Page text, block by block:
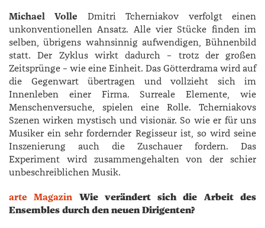
Michael Volle Dmitri Tcherniakov verfolgt einen
unkonventionellen Ansatz. Alle vier Stücke finden im
selben, übrigens wahnsinnig aufwendigen, Bühnenbild
statt. Der Zyklus wirkt dadurch – trotz der großen
Zeitsprünge – wie eine Einheit. Das Götterdrama wird auf
die Gegenwart übertragen und vollzieht sich im
Innenleben einer Firma. Surreale Elemente, wie
Menschenversuche, spielen eine Rolle. ­Tcherniakovs
Szenen wirken mystisch und visionär. So wie er für uns
Musiker ein sehr fordernder Regisseur ist, so wird seine
Inszenierung auch die Zuschauer fordern. Das
Experiment wird zusammengehalten von der schier
unbeschreiblichen Musik.
arte Magazin Wie verändert sich die Arbeit des
Ensembles durch den neuen Dirigenten?